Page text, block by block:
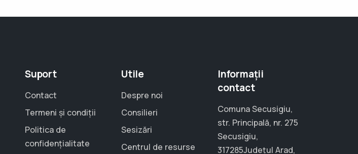
Suport
Contact
Termeni și condiții
Politica de
confidențialitate
Utile
Despre noi
Consilieri
Sesizări
Centrul de resurse
Informații
contact
Comuna Secusigiu,
str. Principală, nr. 275
Secusigiu,
317285Județul Arad,